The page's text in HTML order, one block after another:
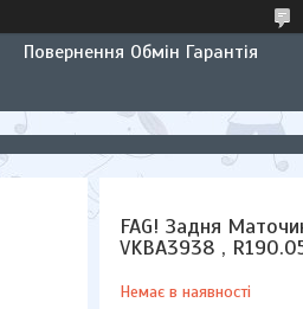
Повернення Обмін Гарантія
FAG! Задня
VKBA3938 ,
Немає в наявності